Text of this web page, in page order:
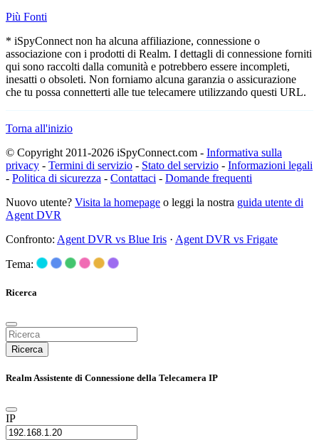
Più Fonti
* iSpyConnect non ha alcuna affiliazione, connessione o
associazione con i prodotti di Realm. I dettagli di connessione forniti
qui sono raccolti dalla comunità e potrebbero essere incompleti,
inesatti o obsoleti. Non forniamo alcuna garanzia o assicurazione
che tu possa connetterti alle tue telecamere utilizzando questi URL.
Torna all'inizio
© Copyright 2011-2026 iSpyConnect.com - Informativa sulla
privacy - Termini di servizio - Stato del servizio - Informazioni legali
- Politica di sicurezza - Contattaci - Domande frequenti
Nuovo utente? Visita la homepage o leggi la nostra guida utente di
Agent DVR
Confronto: Agent DVR vs Blue Iris · Agent DVR vs Frigate
Tema:
Ricerca
Ricerca
Realm Assistente di Connessione della Telecamera IP
IP